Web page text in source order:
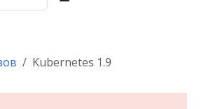
Kubernetes 1.9